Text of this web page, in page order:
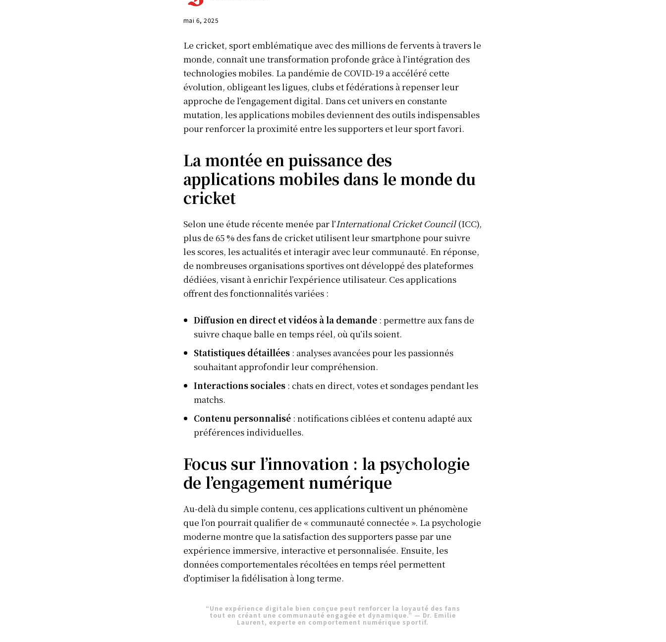
mai 6, 2025
Le cricket, sport emblématique avec des millions de fervents à travers le
monde, connaît une transformation profonde grâce à l’intégration des
technologies mobiles. La pandémie de COVID-19 a accéléré cette
évolution, obligeant les ligues, clubs et fédérations à repenser leur
approche de l’engagement digital. Dans cet univers en constante
mutation, les applications mobiles deviennent des outils indispensables
pour renforcer la proximité entre les supporters et leur sport favori.
La montée en puissance des
applications mobiles dans le monde du
cricket
Selon une étude récente menée par l’International Cricket Council(ICC),
plus de 65 % des fans de cricket utilisent leur smartphone pour suivre
les scores, les actualités et interagir avec leur communauté. En réponse,
de nombreuses organisations sportives ont développé des plateformes
dédiées, visant à enrichir l’expérience utilisateur. Ces applications
offrent des fonctionnalités variées :
Diffusion en direct et vidéos à la demande: permettre aux fans de
suivre chaque balle en temps réel, où qu’ils soient.
Statistiques détaillées: analyses avancées pour les passionnés
souhaitant approfondir leur compréhension.
Interactions sociales: chats en direct, votes et sondages pendant les
matchs.
Contenu personnalisé: notifications ciblées et contenu adapté aux
préférences individuelles.
Focus sur l’innovation : la psychologie
de l’engagement numérique
Au-delà du simple contenu, ces applications cultivent un phénomène
que l’on pourrait qualifier de « communauté connectée ». La psychologie
moderne montre que la satisfaction des supporters passe par une
expérience immersive, interactive et personnalisée. Ensuite, les
données comportementales récoltées en temps réel permettent
d’optimiser la fidélisation à long terme.
“Une expérience digitale bien conçue peut renforcer la loyauté des fans
tout en créant une communauté engagée et dynamique.” — Dr. Emilie
Laurent, experte en comportement numérique sportif.